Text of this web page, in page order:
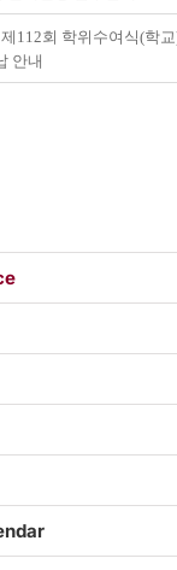
112회 학위수여식(학
안내